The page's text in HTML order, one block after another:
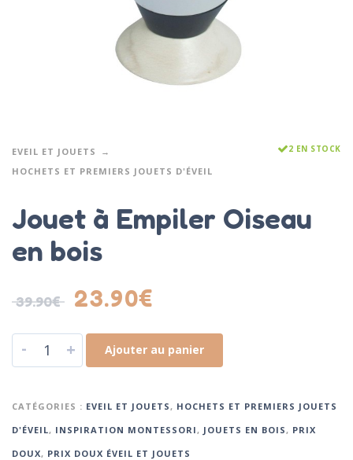
EVEIL ET JOUETS
HOCHETS ET PREMIERS JOUETS D'ÉVEIL
2 EN STOCK
Jouet à Empiler Oiseau
en bois
39.90€ 23.90€
- + Ajouter au panier
CATÉGORIES : EVEIL ET JOUETS , HOCHETS ET PREMIERS JOUETS
D'ÉVEIL, INSPIRATION MONTESSORI , JOUETS EN BOIS , PRIX
DOUX, PRIX DOUX ÉVEIL ET JOUETS